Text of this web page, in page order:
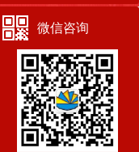
微信咨询